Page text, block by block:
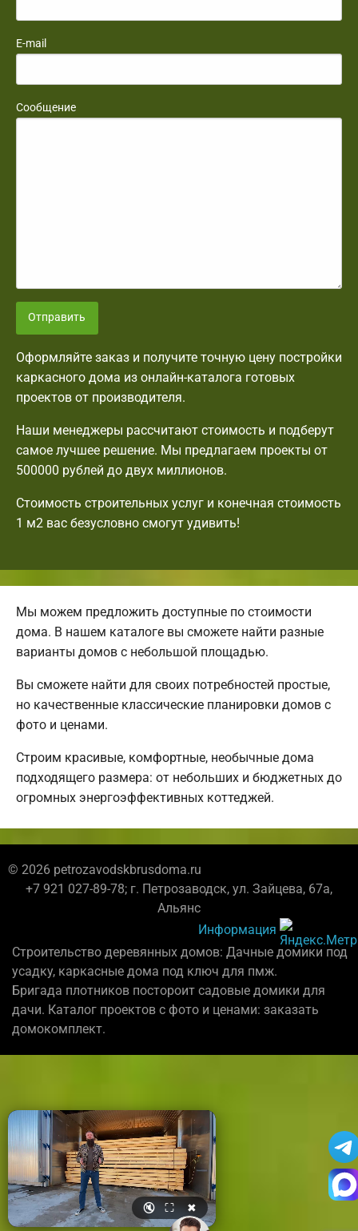
E-mail
Сообщение
Отправить
Оформляйте заказ и получите точную цену постройки
каркасного дома из онлайн-каталога готовых
проектов от производителя.
Наши менеджеры рассчитают стоимость и подберут
самое лучшее решение. Мы предлагаем проекты от
500000 рублей до двух миллионов.
Стоимость строительных услуг и конечная стоимость
1 м2 вас безусловно смогут удивить!
Мы можем предложить доступные по стоимости
дома. В нашем каталоге вы сможете найти разные
варианты домов с небольшой площадью.
Вы сможете найти для своих потребностей простые,
но качественные классические планировки домов с
фото и ценами.
Строим красивые, комфортные, необычные дома
подходящего размера: от небольших и бюджетных до
огромных энергоэффективных коттеджей.
© 2026 petrozavodskbrusdoma.ru
+7 921 027-89-78; г. Петрозаводск, ул. Зайцева, 67а,
Альянс
Информация
Строительство деревянных домов: Дачные домики под
усадку, каркасные дома под ключ для пмж.
Бригада плотников постороит садовые домики для
дачи. Каталог проектов с фото и ценами: заказать
домокомплект.
🔇 ⛶ ✖